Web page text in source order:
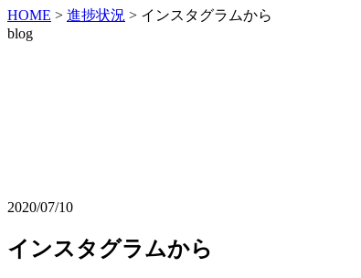
HOME > 進捗状況 > インスタグラムから
blog
2020/07/10
インスタグラムから